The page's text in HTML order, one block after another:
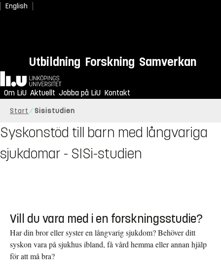
English
Utbildning Forskning Samverkan
Hem
Om LiU Aktuellt Jobba på LiU Kontakt
Start Sisistudien
Syskonstöd till barn med långvariga
sjukdomar - SISi-studien
Vill du vara med i en forskningsstudie?
Har din bror eller syster en långvarig sjukdom? Behöver ditt
syskon vara på sjukhus ibland, få vård hemma eller annan hjälp
för att må bra?